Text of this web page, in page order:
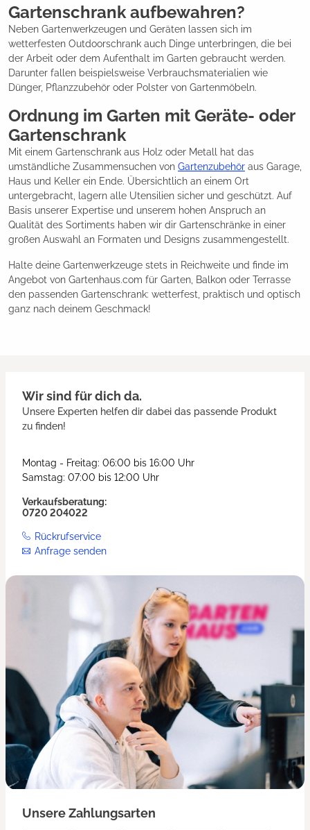
Gartenschrank aufbewahren?
Neben Gartenwerkzeugen und Geräten lassen sich im
wetterfesten Outdoorschrank auch Dinge unterbringen, die bei
der Arbeit oder dem Aufenthalt im Garten gebraucht werden.
Darunter fallen beispielsweise Verbrauchsmaterialien wie
Dünger, Pflanzzubehör oder Polster von Gartenmöbeln.
Ordnung im Garten mit Geräte- oder
Gartenschrank
Mit einem Gartenschrank aus Holz oder Metall hat das
umständliche Zusammensuchen von Gartenzubehör aus Garage,
Haus und Keller ein Ende. Übersichtlich an einem Ort
untergebracht, lagern alle Utensilien sicher und geschützt. Auf
Basis unserer Expertise und unserem hohen Anspruch an
Qualität des Sortiments haben wir dir Gartenschränke in einer
großen Auswahl an Formaten und Designs zusammengestellt.
Halte deine Gartenwerkzeuge stets in Reichweite und finde im
Angebot von Gartenhaus.com für Garten, Balkon oder Terrasse
den passenden Gartenschrank: wetterfest, praktisch und optisch
ganz nach deinem Geschmack!
Wir sind für dich da.
Unsere Experten helfen dir dabei das passende Produkt
zu finden!
Montag - Freitag: 06:00 bis 16:00 Uhr
Samstag: 07:00 bis 12:00 Uhr
Verkaufsberatung:
0720 204022
Rückrufservice
Anfrage senden
Unsere Zahlungsarten